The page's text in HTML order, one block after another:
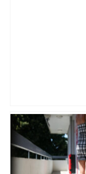
« Rien d'inquiétant
Restes, le gardien
sa sortie à Metz –